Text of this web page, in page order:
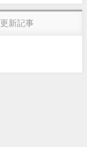
更新記事